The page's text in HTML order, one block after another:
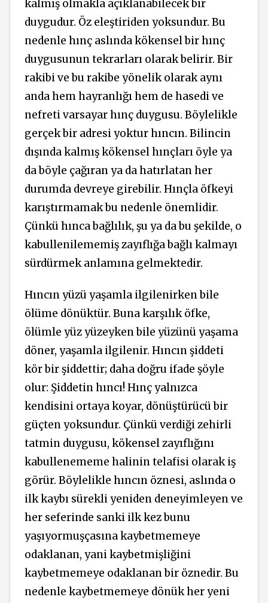
kalmış olmakla açıklanabilecek bir
duygudur. Öz eleştiriden yoksundur. Bu
nedenle hınç aslında kökensel bir hınç
duygusunun tekrarları olarak belirir. Bir
rakibi ve bu rakibe yönelik olarak aynı
anda hem hayranlığı hem de hasedi ve
nefreti varsayar hınç duygusu. Böylelikle
gerçek bir adresi yoktur hıncın. Bilincin
dışında kalmış kökensel hınçları öyle ya
da böyle çağıran ya da hatırlatan her
durumda devreye girebilir. Hınçla öfkeyi
karıştırmamak bu nedenle önemlidir.
Çünkü hınca bağlılık, şu ya da bu şekilde, o
kabullenilememiş zayıflığa bağlı kalmayı
sürdürmek anlamına gelmektedir.
Hıncın yüzü yaşamla ilgilenirken bile
ölüme dönüktür. Buna karşılık öfke,
ölümle yüz yüzeyken bile yüzünü yaşama
döner, yaşamla ilgilenir. Hıncın şiddeti
kör bir şiddettir; daha doğru ifade şöyle
olur: Şiddetin hıncı! Hınç yalnızca
kendisini ortaya koyar, dönüştürücü bir
güçten yoksundur. Çünkü verdiği zehirli
tatmin duygusu, kökensel zayıflığını
kabullenememe halinin telafisi olarak iş
görür. Böylelikle hıncın öznesi, aslında o
ilk kaybı sürekli yeniden deneyimleyen ve
her seferinde sanki ilk kez bunu
yaşıyormuşçasına kaybetmemeye
odaklanan, yani kaybetmişliğini
kaybetmemeye odaklanan bir öznedir. Bu
nedenle kaybetmemeye dönük her yeni